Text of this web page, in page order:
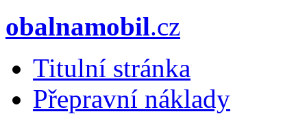
obalnamobil.cz
Titulní stránka
Přepravní náklady